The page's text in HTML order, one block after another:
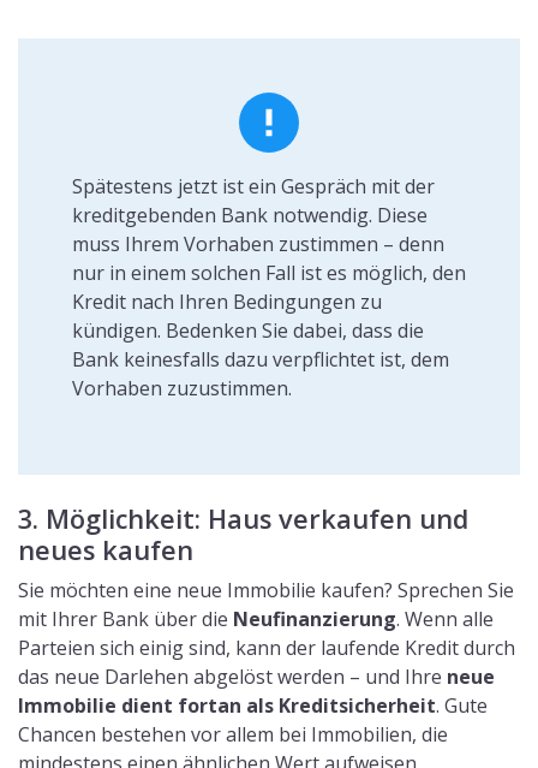
Spätestens jetzt ist ein Gespräch mit der
kreditgebenden Bank notwendig. Diese
muss Ihrem Vorhaben zustimmen – denn
nur in einem solchen Fall ist es möglich, den
Kredit nach Ihren Bedingungen zu
kündigen. Bedenken Sie dabei, dass die
Bank keinesfalls dazu verpflichtet ist, dem
Vorhaben zuzustimmen.
3. Möglichkeit: Haus verkaufen und
neues kaufen
Sie möchten eine neue Immobilie kaufen? Sprechen Sie
mit Ihrer Bank über die Neufinanzierung. Wenn alle
Parteien sich einig sind, kann der laufende Kredit durch
das neue Darlehen abgelöst werden – und Ihre neue
Immobilie dient fortan als Kreditsicherheit. Gute
Chancen bestehen vor allem bei Immobilien, die